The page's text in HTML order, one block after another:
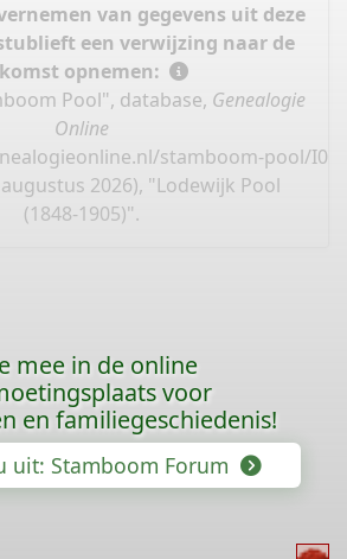
van gegevens uit deze
een verwijzing naar de
opnemen:
Pool", database, Genealogie
Online
stamboom-pool/
2026), "Lodewijk Pool
(1848-1905)".
mee in de online
voor
en familiegeschiedenis!
uit: Stamboom Forum